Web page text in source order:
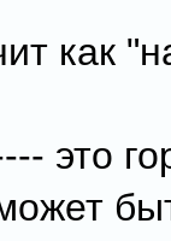
как
это